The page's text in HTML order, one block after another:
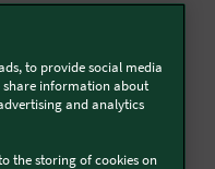
to provide social media
share information about
and analytics
the storing of cookies on